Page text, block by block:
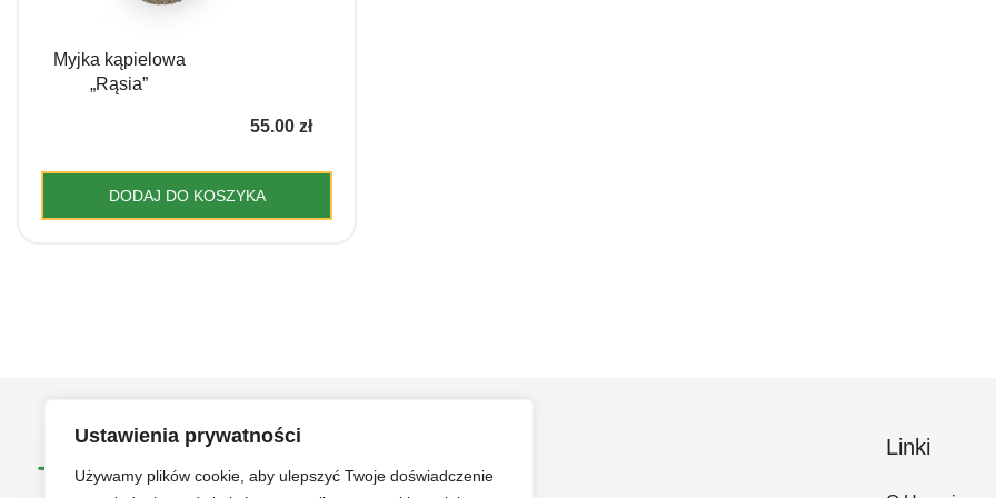
Ustawienia prywatności
Używamy plików cookie, aby ulepszyć Twoje doświadczenie
Myjka kąpielowa
„Rąsia”
55.00zł
DODAJ DO KOSZYKA
Linki